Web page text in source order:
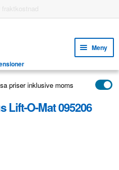
funktioner
Meny
priser inklusive moms
Lift-O-Mat 095206